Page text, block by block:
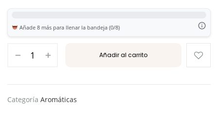
Añade 8 más para llenar la bandeja (0/8)
Añadir al carrito
Categoría Aromáticas